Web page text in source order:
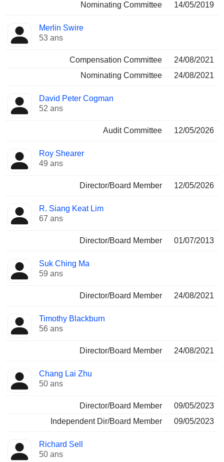
Nominating Committee
14/05/2019
Merlin Swire
53 ans
Compensation Committee
24/08/2021
Nominating Committee
24/08/2021
David Peter Cogman
52 ans
Audit Committee 12/05/2026
Roy Shearer
49 ans
Director/Board Member 12/05/2026
R. Siang Keat Lim
67 ans
Director/Board Member 01/07/2013
Suk Ching Ma
59 ans
Director/Board Member 24/08/2021
Timothy Blackburn
56 ans
Director/Board Member 24/08/2021
Chang Lai Zhu
50 ans
Director/Board Member
09/05/2023
Independent Dir/Board Member
09/05/2023
Richard Sell
50 ans